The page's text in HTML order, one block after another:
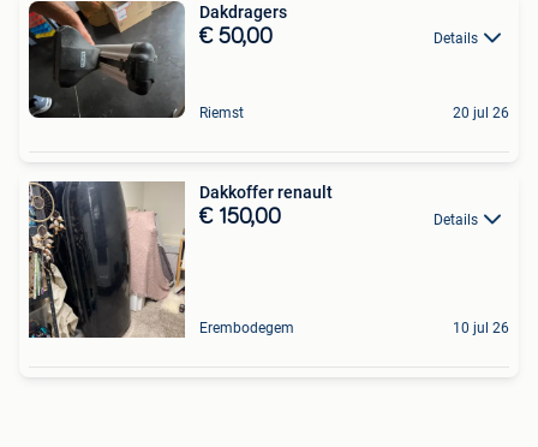
Dakdragers
€ 50,00 Details
Riemst 20 jul 26
Dakkoffer renault
€ 150,00 Details
Erembodegem 10 jul 26